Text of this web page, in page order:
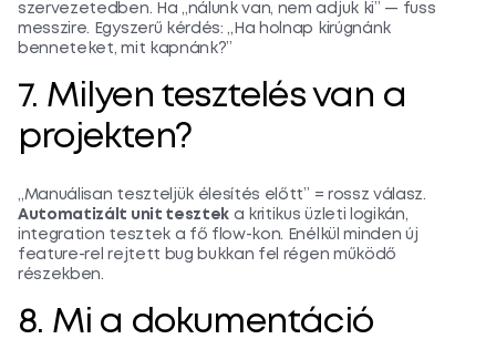
szervezetedben. Ha „nálunk van, nem adjuk ki” — fuss
messzire. Egyszerű kérdés: „Ha holnap kirúgnánk
benneteket, mit kapnánk?”
7. Milyen tesztelés van a
projekten?
„Manuálisan teszteljük élesítés előtt” = rossz válasz.
Automatizált unit tesztek a kritikus üzleti logikán,
integration tesztek a fő flow-kon. Enélkül minden új
feature-rel rejtett bug bukkan fel régen működő
részekben.
8. Mi a dokumentáció